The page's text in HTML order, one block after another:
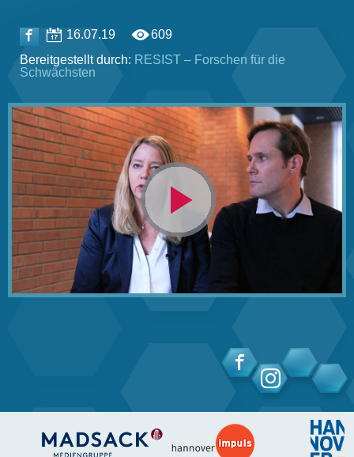
16.07.19
609
Bereitgestellt durch: RESIST – Forschen für die
Schwächsten
Video
abspielen